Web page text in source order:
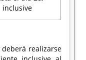
inclusive
realizarse